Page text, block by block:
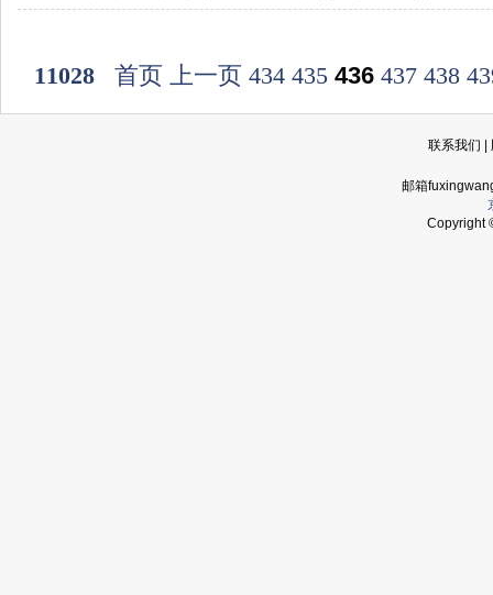
11028 首页 上一页 434 435 436 437 438
联系我们
邮箱
Copyright